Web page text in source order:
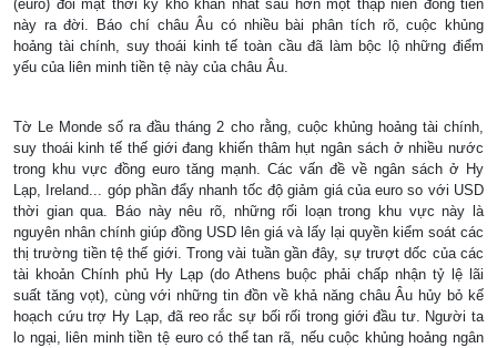
(euro) đối mặt thời kỳ khó khăn nhất sau hơn một thập niên đồng tiền
này ra đời. Báo chí châu Âu có nhiều bài phân tích rõ, cuộc khủng
hoảng tài chính, suy thoái kinh tế toàn cầu đã làm bộc lộ những điểm
yếu của liên minh tiền tệ này của châu Âu.
Tờ Le Monde số ra đầu tháng 2 cho rằng, cuộc khủng hoảng tài chính,
suy thoái kinh tế thế giới đang khiến thâm hụt ngân sách ở nhiều nước
trong khu vực đồng euro tăng mạnh. Các vấn đề về ngân sách ở Hy
Lạp, Ireland... góp phần đẩy nhanh tốc độ giảm giá của euro so với USD
thời gian qua. Báo này nêu rõ, những rối loạn trong khu vực này là
nguyên nhân chính giúp đồng USD lên giá và lấy lại quyền kiểm soát các
thị trường tiền tệ thế giới. Trong vài tuần gần đây, sự trượt dốc của các
tài khoản Chính phủ Hy Lạp (do Athens buộc phải chấp nhận tỷ lệ lãi
suất tăng vọt), cùng với những tin đồn về khả năng châu Âu hủy bỏ kế
hoạch cứu trợ Hy Lạp, đã reo rắc sự bối rối trong giới đầu tư. Người ta
lo ngại, liên minh tiền tệ euro có thể tan rã, nếu cuộc khủng hoảng ngân